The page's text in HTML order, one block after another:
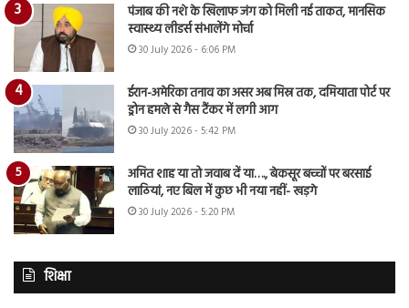
पंजाब की नशे के खिलाफ जंग को मिली नई ताकत, मानसिक
स्वास्थ्य लीडर्स संभालेंगे मोर्चा
30 July 2026 - 6:06 PM
ईरान-अमेरिका तनाव का असर अब मिस्र तक, दमियाता पोर्ट पर
ड्रोन हमले से गैस टैंकर में लगी आग
30 July 2026 - 5:42 PM
अमित शाह या तो जवाब दें या…., बेकसूर बच्चों पर बरसाई
लाठियां, नए बिल में कुछ भी नया नहीं- खड़गे
30 July 2026 - 5:20 PM
शिक्षा